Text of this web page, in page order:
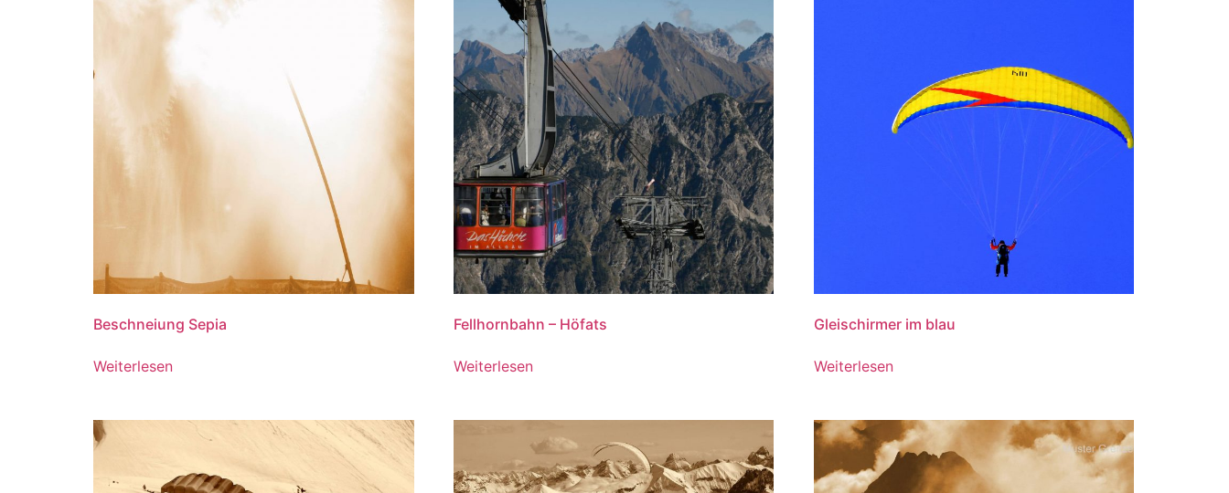
Beschneiung Sepia
Weiterlesen
Fellhornbahn – Höfats
Weiterlesen
Gleischirmer im blau
Weiterlesen